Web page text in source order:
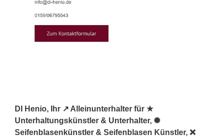
DI Henio, Ihr ↗️ Alleinunterhalter für ★
Unterhaltungskünstler & Unterhalter, ✺
Seifenblasenkünstler & Seifenblasen Künstler, ❌